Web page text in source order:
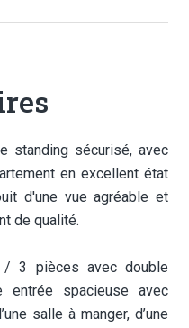
standing sécurisé, avec
en excellent état
d'une vue agréable et
de qualité.
/ 3 pièces avec double
entrée spacieuse avec
salle à manger, d’une